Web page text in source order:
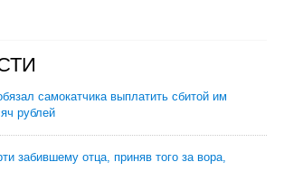
самокатчика выплатить сбитой им
рублей
забившему отца, приняв того за вора,